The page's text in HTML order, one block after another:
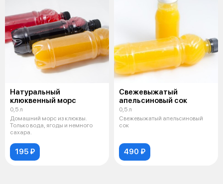
Натуральный
клюквенный морс
0,5 л
Домашний морс из клюквы.
Только вода, ягоды и немного
сахара.
195 ₽
Свежевыжатый
апельсиновый сок
0,5 л
Свежевыжатый апельсиновый
сок
490 ₽